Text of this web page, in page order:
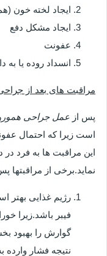
ایجاد لخته خون
ایجاد مشکل دفع
عفونت
انسداد روده یا به
مراقبت های بعد از
پس از عمل جراحی
است زیرا که احتمال
این مراقبت ها به فرد
نماید.برخی از
رژیم غذایی بهتر
فیبر باشد.زیرا
گوارش را بهبود
نتیجه فشار وارده